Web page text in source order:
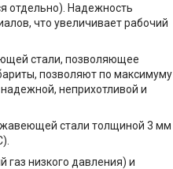
отдельно). Надежность
что увеличивает рабочий
стали, позволяющее
позволяют по максимуму
неприхотливой и
стали толщиной 3 мм
газ низкого давления) и